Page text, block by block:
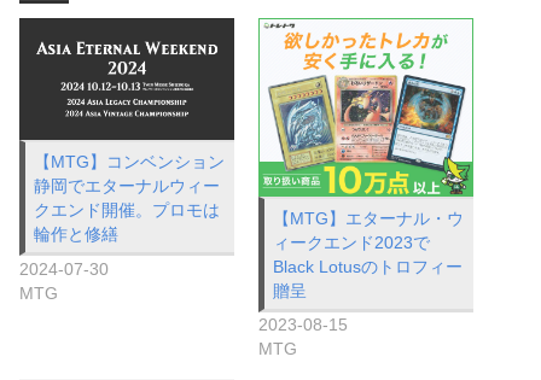
【MTG】コンベンション
静岡でエターナルウィー
クエンド開催。プロモは
輪作と修繕
2024-07-30
MTG
【MTG】エターナル・ウ
ィークエンド2023で
Black Lotusのトロフィー
贈呈
2023-08-15
MTG